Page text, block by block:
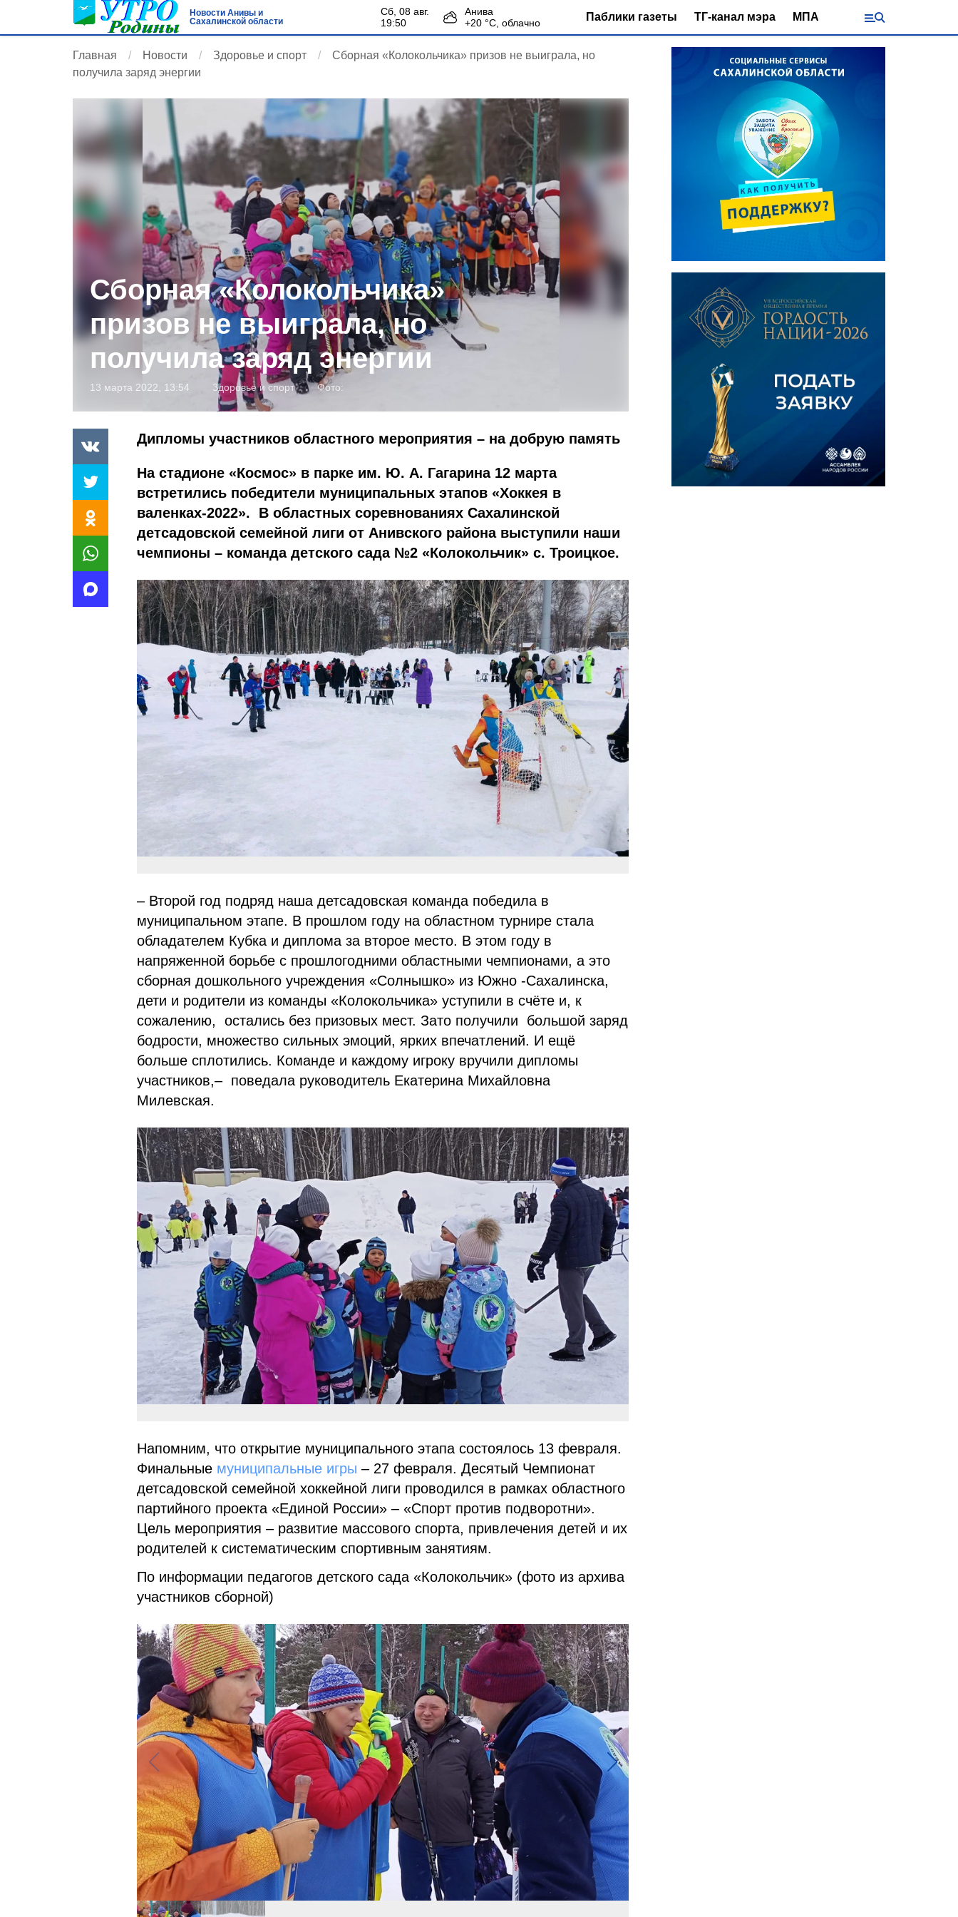
Новости Анивы и
Сахалинской области
сб, 08 авг.
19:50
Анива
+20 °С, облачно Паблики газеты ТГ-канал мэра МПА
Главная Новости Здоровье и спорт
Сборная «Колокольчика» призов не выиграла, но
получила заряд энергии
Сборная «Колокольчика»
призов не выиграла, но
получила заряд энергии
13 марта 2022, 13:54 Здоровье и спорт Фото:
Дипломы участников областного мероприятия – на добрую память
На стадионе «Космос» в парке им. Ю. А. Гагарина 12 марта
встретились победители муниципальных этапов «Хоккея в
валенках-2022». В областных соревнованиях Сахалинской
детсадовской семейной лиги от Анивского района выступили наши
чемпионы – команда детского сада №2 «Колокольчик» с. Троицкое.
– Второй год подряд наша детсадовская команда победила в
муниципальном этапе. В прошлом году на областном турнире стала
обладателем Кубка и диплома за второе место. В этом году в
напряженной борьбе с прошлогодними областными чемпионами, а это
сборная дошкольного учреждения «Солнышко» из Южно -Сахалинска,
дети и родители из команды «Колокольчика» уступили в счёте и, к
сожалению, остались без призовых мест. Зато получили большой заряд
бодрости, множество сильных эмоций, ярких впечатлений. И ещё
больше сплотились. Команде и каждому игроку вручили дипломы
участников,– поведала руководитель Екатерина Михайловна
Милевская.
Напомним, что открытие муниципального этапа состоялось 13 февраля.
Финальные муниципальные игры – 27 февраля. Десятый Чемпионат
детсадовской семейной хоккейной лиги проводился в рамках областного
партийного проекта «Единой России» – «Спорт против подворотни».
Цель мероприятия – развитие массового спорта, привлечения детей и их
родителей к систематическим спортивным занятиям.
По информации педагогов детского сада «Колокольчик» (фото из архива
участников сборной)